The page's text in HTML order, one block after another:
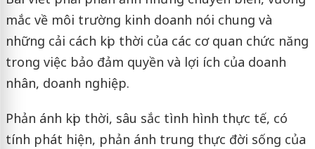
mắc về môi trường kinh doanh nói chung và
những cải cách kịp thời của các cơ quan chức năng
trong việc bảo đảm quyền và lợi ích của doanh
nhân, doanh nghiệp.
Phản ánh kịp thời, sâu sắc tình hình thực tế, có
tính phát hiện, phản ánh trung thực đời sống của